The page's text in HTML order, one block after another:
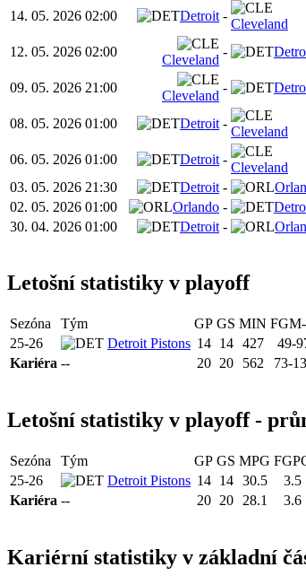
14. 05. 2026 02:00 Detroit -
Cleveland
12. 05. 2026 02:00
Cleveland
-
09. 05. 2026 21:00
Cleveland
-
08. 05. 2026 01:00 Detroit -
Cleveland
06. 05. 2026 01:00 Detroit -
Cleveland
03. 05. 2026 21:30
Detroit -
02. 05. 2026 01:00
Orlando -
30. 04. 2026 01:00
Detroit -
Letošní statistiky v playoff
Sezóna Tým GP GS MIN
25-26
Detroit Pistons 14 14 427 49-
Kariéra -- 20 20 562 73-
Letošní statistiky v playoff -
Sezóna Tým GP GS MPG
25-26
Detroit Pistons 14 14 30.5 3.5
Kariéra -- 20 20 28.1 3.6
Kariérní statistiky v základní